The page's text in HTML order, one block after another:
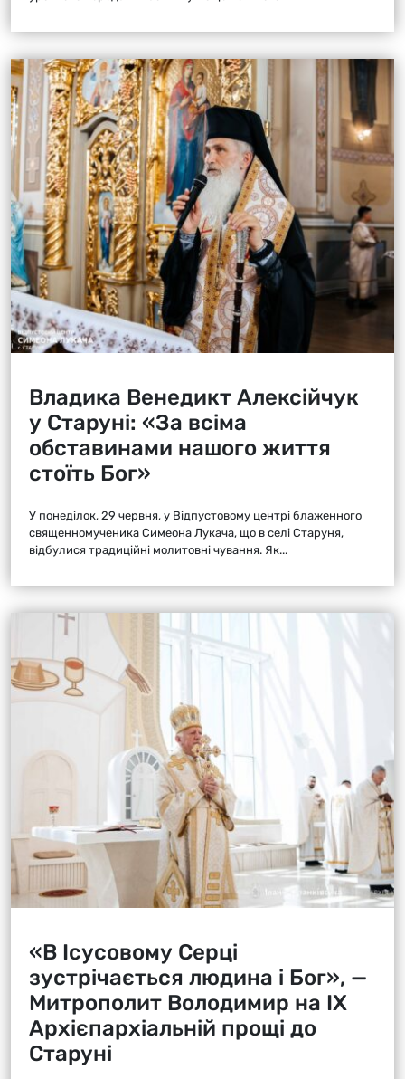
Владика Венедикт Алексійчук
у Старуні: «За всіма
обставинами нашого життя
стоїть Бог»
У понеділок, 29 червня, у Відпустовому центрі блаженного
священномученика Симеона Лукача, що в селі Старуня,
відбулися традиційні молитовні чування. Як...
«В Ісусовому Серці
зустрічається людина і Бог», —
Митрополит Володимир на ІХ
Архієпархіальній прощі до
Старуні